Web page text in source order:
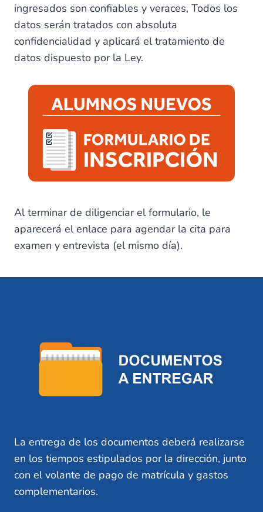
ingresados son confiables y veraces, Todos los
datos serán tratados con absoluta
confidencialidad y aplicará el tratamiento de
datos dispuesto por la Ley.
Al terminar de diligenciar el formulario, le
aparecerá el enlace para agendar la cita para
examen y entrevista (el mismo día).
La entrega de los documentos deberá realizarse
en los tiempos estipulados por la dirección, junto
con el volante de pago de matrícula y gastos
complementarios.